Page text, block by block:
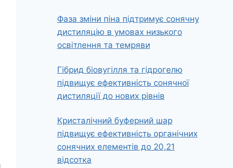
Фаза зміни піна підтримує сонячну
дистиляцію в умовах низького
освітлення та темряви
Гібрид біовугілля та гідрогелю
підвищує ефективність сонячної
дистиляції до нових рівнів
Кристалічний буферний шар
підвищує ефективність органічних
сонячних елементів до 20,21
відсотка